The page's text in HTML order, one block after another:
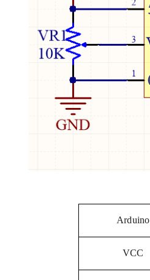
Arduino
VCC